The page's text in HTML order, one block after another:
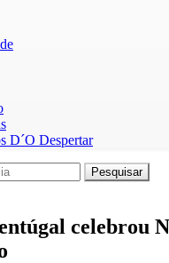
D´O Despertar
Pesquisar
celebrou